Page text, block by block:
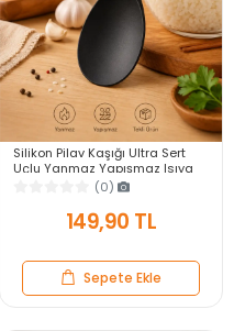
Silikon Pilav Kaşığı Ultra Sert
Uçlu Yanmaz Yapışmaz Isıya
Dayanıklı Siyah Servis Yemek
(0)
149,90 TL
Sepete Ekle